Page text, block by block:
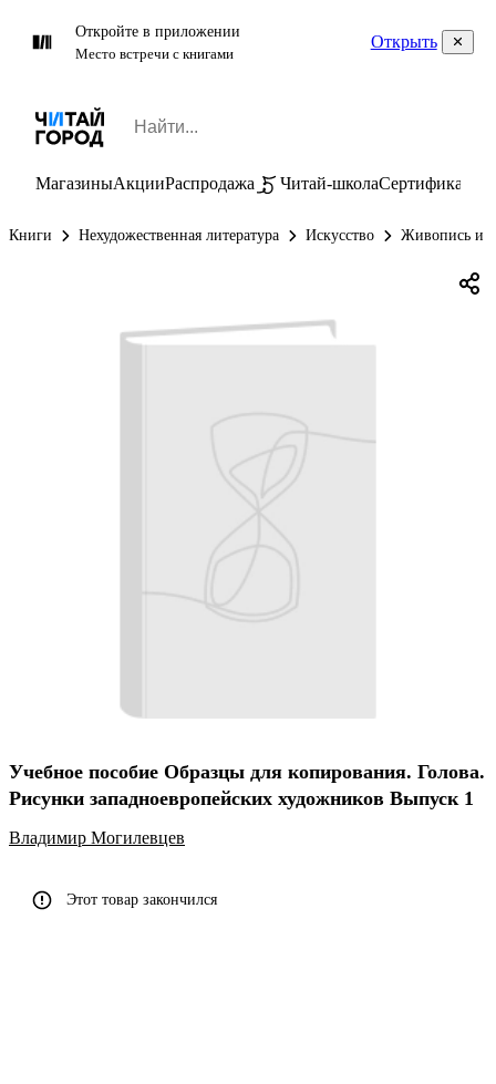
Откройте в приложении
Место встречи с книгами
Открыть
МагазиныАкцииРаспродажа Читай-школаСертификаты
Книги Нехудожественная литература Искусство Живопись и
Учебное пособие Образцы для копирования. Голова.
Рисунки западноевропейских художников Выпуск 1
Владимир Могилевцев
Этот товар закончился